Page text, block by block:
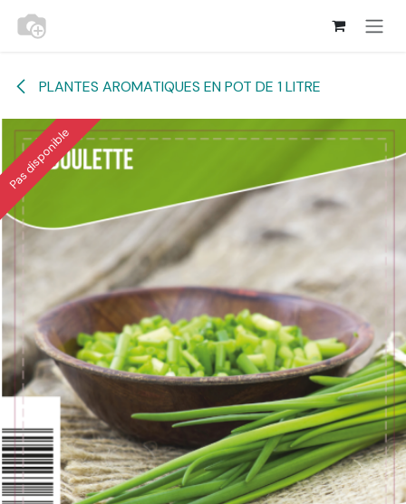
Se rendre au contenu
PLANTES AROMATIQUES EN POT DE 1 LITRE
Pas disponible